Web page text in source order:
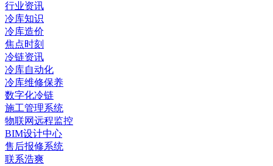
行业资讯
冷库知识
冷库造价
焦点时刻
冷链资讯
冷库自动化
冷库维修保养
数字化冷链
施工管理系统
物联网远程监控
BIM设计中心
售后报修系统
联系浩爽